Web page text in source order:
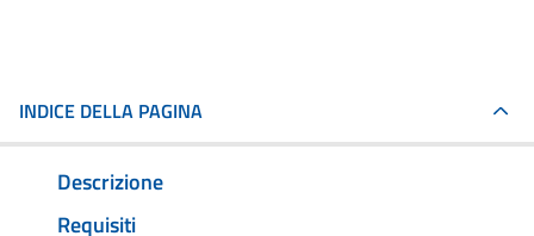
INDICE DELLA PAGINA
Descrizione
Requisiti